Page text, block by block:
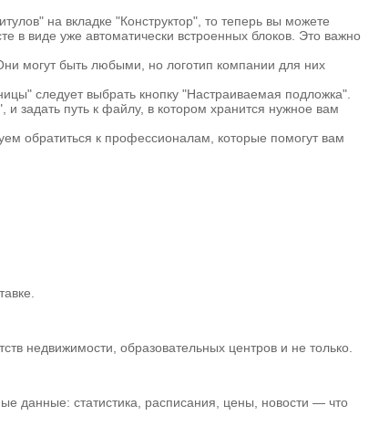
на вкладке "Конструктор", то теперь вы можете
в виде уже автоматически встроенных блоков. Это важно
могут быть любыми, но логотип компании для них
следует выбрать кнопку "Настраиваемая подложка".
и задать путь к файлу, в котором хранится нужное вам
обратиться к профессионалам, которые помогут вам
недвижимости, образовательных центров и не только.
данные: статистика, расписания, цены, новости — что